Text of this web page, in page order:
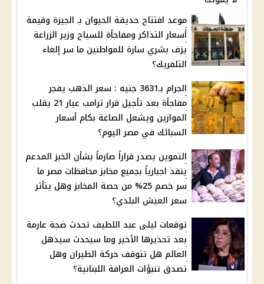
موعد افتتاح حديقة الحيوان بـ الجيزة وقيمة
أسعار التذاكر ومفاجأة للسياح وزير الزراعة
يزف بشري سارة للمواطنين ما سر إلغاء
التلفريك؟
الجرام بـ3631 جنيه : سعر الذهب يفجر
مفاجأة بعد تأجيل قرار ترامب عيار 21 يقلب
الموازين ويشعل الصاغة بكام أسعار
السبائك في مصر اليوم؟
التموين يصدر قراراً صارماً بشأن الخبز المدعم
ينفذ اجبارياً بجميع مخابز محافظات مصر ما
سر خصم 25% من حصة المخابز وهل يتأثر
سعر العيش البلدي؟
توقعات ليلى عبد اللطيف تحدث ضجة عارمة
بعد تحذيرها الأخير وما سيحدث سيذهل
العالم هل تتوقف حركة الطيران وهل
تصدق تنبؤات العرافة اللبنانية؟